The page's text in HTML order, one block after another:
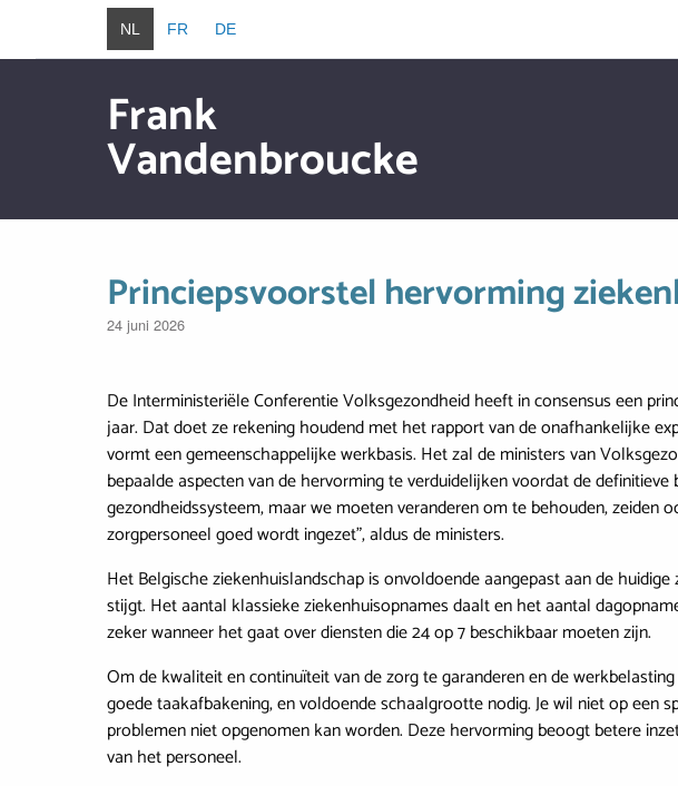
Overslaan en naar de inhoud gaan
NL FR DE
Frank
Vandenbroucke
Princiepsvoorstel hervorming
24 juni 2026
De Interministeriële Conferentie Volksgezondheid heeft in consensus een
jaar. Dat doet ze rekening houdend met het rapport van de onafhankelijke
vormt een gemeenschappelijke werkbasis. Het zal de ministers van
bepaalde aspecten van de hervorming te verduidelijken voordat de
gezondheidssysteem, maar we moeten veranderen om te behouden,
zorgpersoneel goed wordt ingezet”, aldus de ministers.
Het Belgische ziekenhuislandschap is onvoldoende aangepast aan de
stijgt. Het aantal klassieke ziekenhuisopnames daalt en het aantal
zeker wanneer het gaat over diensten die 24 op 7 beschikbaar moeten zijn.
Om de kwaliteit en continuïteit van de zorg te garanderen en de
goede taakafbakening, en voldoende schaalgrootte nodig. Je wil niet op een
problemen niet opgenomen kan worden. Deze hervorming beoogt betere
van het personeel.